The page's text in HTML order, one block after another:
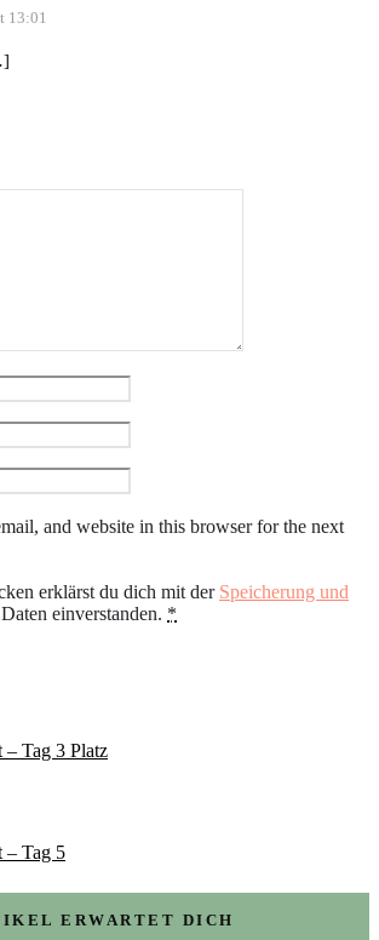
13:01
and website in this browser for the next
erklärst du dich mit der Speicherung und
einverstanden. *
Tag 3 Platz
– Tag 5
ERWARTET DICH